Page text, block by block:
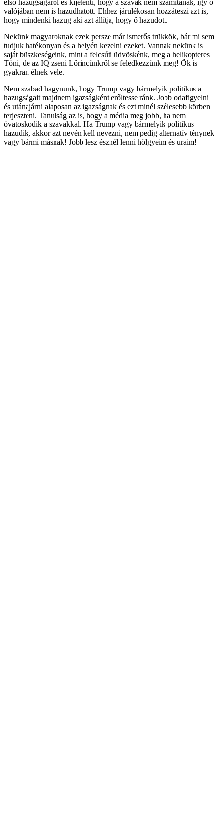
első hazugságáról és kijelenti, hogy a szavak nem számítanak, így ő
valójában nem is hazudhatott. Ehhez járulékosan hozzáteszi azt is,
hogy mindenki hazug aki azt állítja, hogy ő hazudott.
Nekünk magyaroknak ezek persze már ismerős trükkök, bár mi sem
tudjuk hatékonyan és a helyén kezelni ezeket. Vannak nekünk is
saját büszkeségeink, mint a felcsúti üdvöskénk, meg a helikopteres
Tóni, de az IQ zseni Lőrincünkről se feledkezzünk meg! Ők is
gyakran élnek vele.
Nem szabad hagynunk, hogy Trump vagy bármelyik politikus a
hazugságait majdnem igazságként erőltesse ránk. Jobb odafigyelni
és utánajárni alaposan az igazságnak és ezt minél szélesebb körben
terjeszteni. Tanulság az is, hogy a média meg jobb, ha nem
óvatoskodik a szavakkal. Ha Trump vagy bármelyik politikus
hazudik, akkor azt nevén kell nevezni, nem pedig alternatív ténynek
vagy bármi másnak! Jobb lesz észnél lenni hölgyeim és uraim!